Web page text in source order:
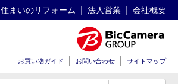
住まいのリフォーム 法人営業 会社概要
お買い物ガイド お問い合わせ サイトマップ